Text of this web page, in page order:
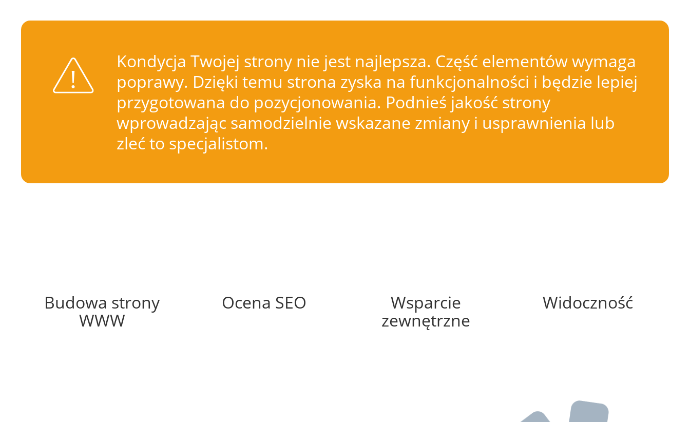
Kondycja Twojej strony nie jest najlepsza. Część elementów wymaga
poprawy. Dzięki temu strona zyska na funkcjonalności i będzie lepiej
przygotowana do pozycjonowania. Podnieś jakość strony
wprowadzając samodzielnie wskazane zmiany i usprawnienia lub
zleć to specjalistom.
Budowa strony
WWW
Ocena SEO
Wsparcie
zewnętrzne
Widoczność